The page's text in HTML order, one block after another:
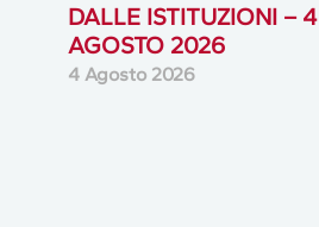
DALLE ISTITUZIONI – 4
AGOSTO 2026
4 Agosto 2026